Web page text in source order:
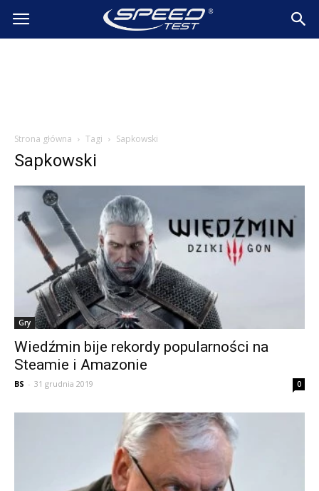
SpeedTest.pl
Strona główna Tagi Sapkowski
Sapkowski
Gry
Wiedźmin bije rekordy popularności na
Steamie i Amazonie
BS - 31 grudnia 2019 0